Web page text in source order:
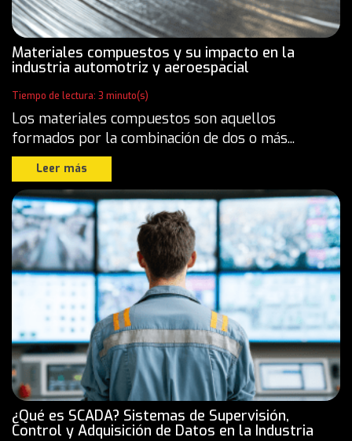
Materiales compuestos y su impacto en la
industria automotriz y aeroespacial
Tiempo de lectura: 3 minuto(s)
Los materiales compuestos son aquellos
formados por la combinación de dos o más...
Leer más
¿Qué es SCADA? Sistemas de Supervisión,
Control y Adquisición de Datos en la Industria